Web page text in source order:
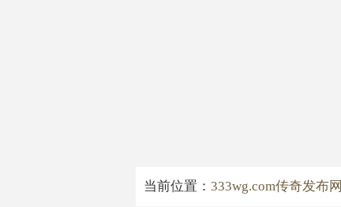
当前位置： 333wg.com传奇发布网